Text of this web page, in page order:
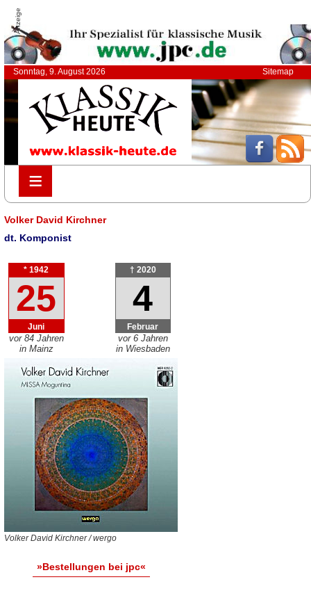
Anzeige
Sonntag, 9. August 2026 Sitemap
≡
≡
Volker David Kirchner
dt. Komponist
* 1942
25
Juni
vor 84 Jahren
in Mainz
† 2020
4
Februar
vor 6 Jahren
in Wiesbaden
Volker David Kirchner / wergo
»Bestellungen bei jpc«